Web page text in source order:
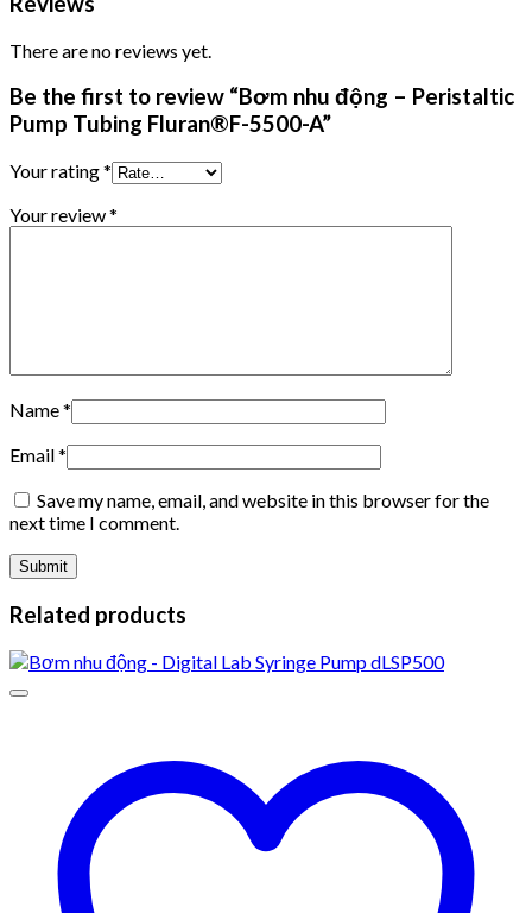
There are no reviews yet.
Be the first to review “Bơm nhu động – Peristaltic
Pump Tubing Fluran®F-5500-A”
Your rating*
Your review*
Name*
Email*
Save my name, email, and website in this browser for the
next time I comment.
Related products